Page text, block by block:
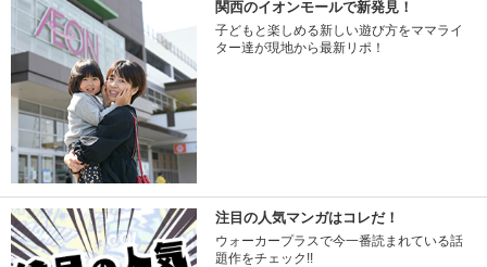
関西のイオンモールで新発見！
子どもと楽しめる新しい遊び方をママライ
ター達が現地から最新リポ！
注目の人気マンガはコレだ！
ウォーカープラスで今一番読まれている話
題作をチェック!!